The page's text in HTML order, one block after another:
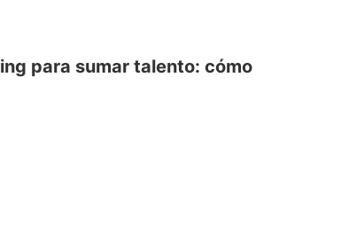
para sumar talento: cómo